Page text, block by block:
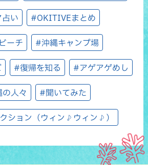
い #OKITIVEまとめ
ーチ #沖縄キャンプ場
#復帰を知る #アゲアゲめし
人々 #聞いてみた
ション（ウィン♪ウィン♪）